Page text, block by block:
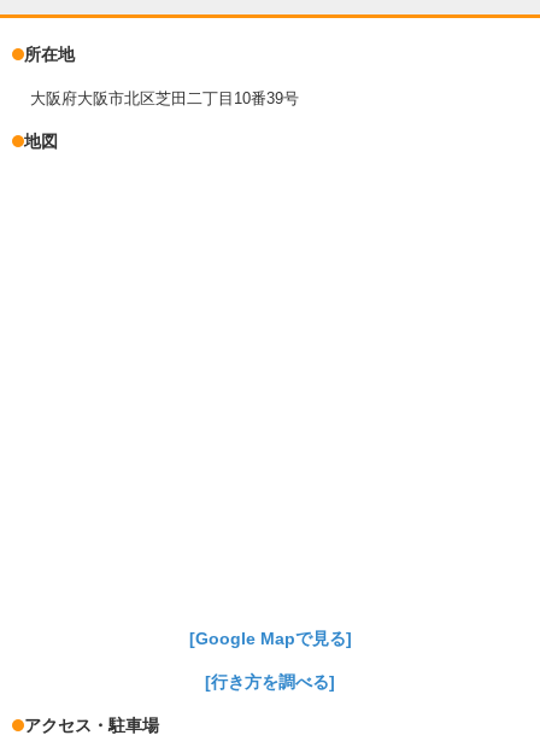
所在地
大阪府大阪市北区芝田二丁目10番39号
地図
[Google Mapで見る]
[行き方を調べる]
アクセス・駐車場